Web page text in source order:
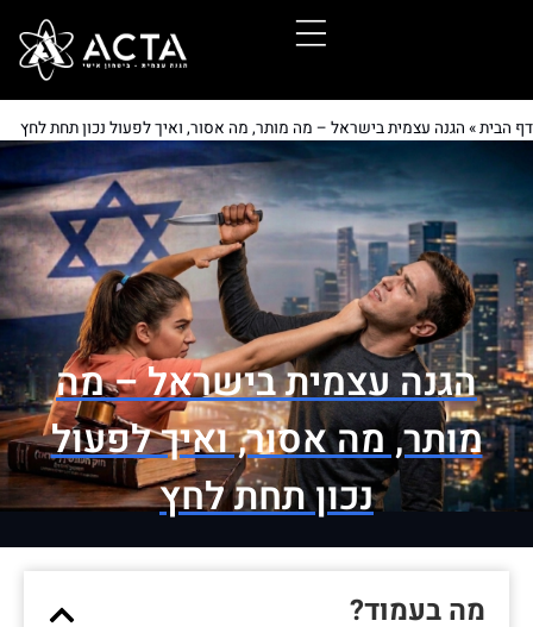
דף הבית» הגנה עצמית בישראל – מה מותר, מה אסור, ואיך לפעול נכון תחת לחץ
הגנה עצמית בישראל – מה
מותר, מה אסור, ואיך לפעול
נכון תחת לחץ
מה בעמוד?